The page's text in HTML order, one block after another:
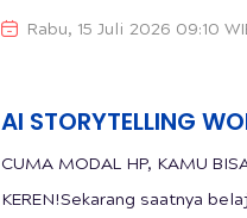
Rabu, 15 Juli 2026 09:10
AI STORYTELLING
CUMA MODAL HP, KAMU
KEREN!Sekarang saatnya